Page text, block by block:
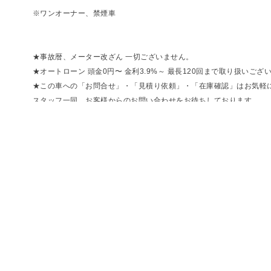
※ワンオーナー、禁煙車
★事故暦、メーター改ざん 一切ございません。
★オートローン 頭金0円〜 金利3.9%～ 最長120回まで取り扱いござい
★この車への「お問合せ」・「見積り依頼」・「在庫確認」はお気軽
スタッフ一同、お客様からのお問い合わせをお待ちしております。